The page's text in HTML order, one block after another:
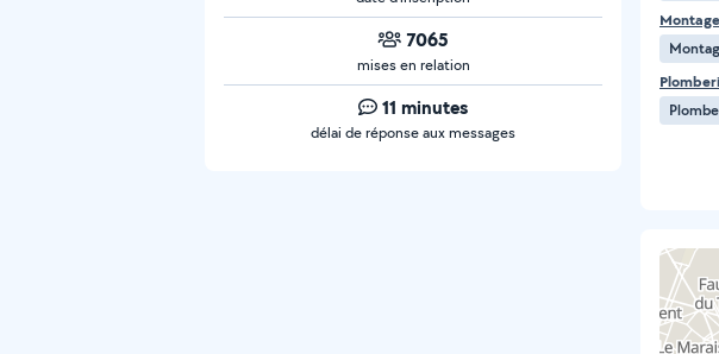
7065
mises en relation
11 minutes
délai de réponse aux messages